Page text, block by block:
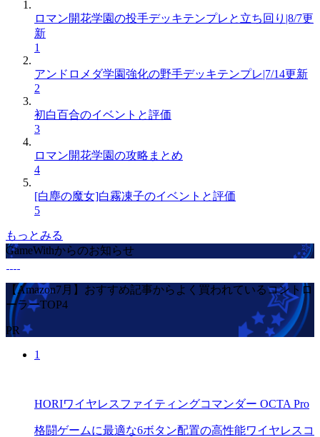
ロマン開花学園の投手デッキテンプレと立ち回り|8/7更
新
1
アンドロメダ学園強化の野手デッキテンプレ|7/14更新
2
初白百合のイベントと評価
3
ロマン開花学園の攻略まとめ
4
[白塵の魔女]白霧凍子のイベントと評価
5
もっとみる
GameWithからのお知らせ
【Amazon7月】おすすめ記事からよく買われているコントロ
ーラーTOP4
PR
1
HORIワイヤレスファイティングコマンダー OCTA Pro
格闘ゲームに最適な6ボタン配置の高性能ワイヤレスコ